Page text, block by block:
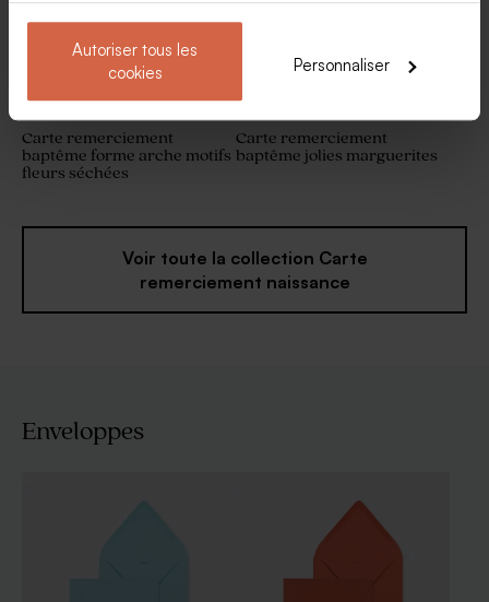
Autoriser tous les
cookies
Personnaliser
Carte remerciement
baptême forme arche motifs
fleurs séchées
Carte remerciement
baptême jolies marguerites
Voir toute la collection Carte
remerciement naissance
Enveloppes